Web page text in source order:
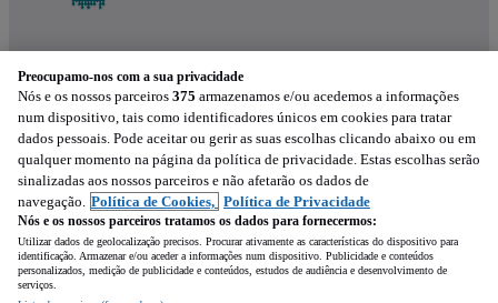
Experimenta a aplicação
Preocupamo-nos com a sua privacidade
Nós e os nossos parceiros 375 armazenamos e/ou acedemos a informações
num dispositivo, tais como identificadores únicos em cookies para tratar
dados pessoais. Pode aceitar ou gerir as suas escolhas clicando abaixo ou em
qualquer momento na página da política de privacidade. Estas escolhas serão
sinalizadas aos nossos parceiros e não afetarão os dados de
navegação. Política de Cookies, Política de Privacidade
Nós e os nossos parceiros tratamos os dados para fornecermos:
Utilizar dados de geolocalização precisos. Procurar ativamente as características do dispositivo para
identificação. Armazenar e/ou aceder a informações num dispositivo. Publicidade e conteúdos
personalizados, medição de publicidade e conteúdos, estudos de audiência e desenvolvimento de
serviços.